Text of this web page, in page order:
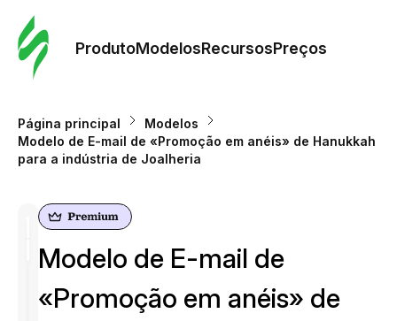
ProdutoModelosRecursosPreços
Página principal
Modelos
Modelo de E-mail de «Promoção em anéis» de Hanukkah
para a indústria de Joalheria
Modelo de E-mail de
«Promoção em anéis» de